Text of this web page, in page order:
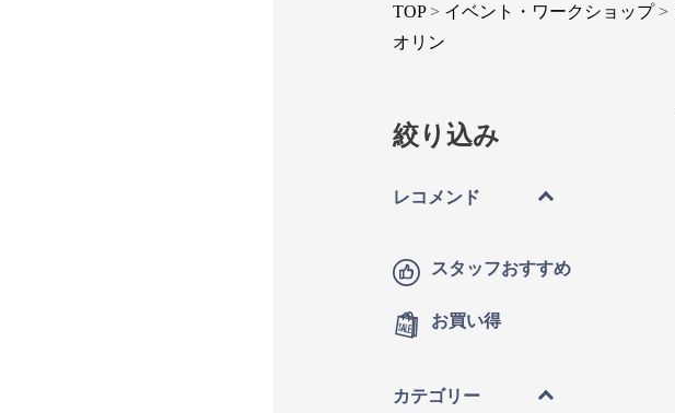
TOP> イベント・ワークショップ>
オリン
絞り込み
レコメンド
スタッフおすすめ
お買い得
カテゴリー